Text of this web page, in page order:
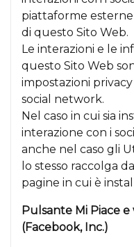
piattaforme
di questo Sito Web.
Le interazioni e le
questo Sito Web
impostazioni
social network.
Nel caso in cui sia
interazione con i
anche nel caso gli
lo stesso raccolga
pagine in cui è
Pulsante Mi Piace
(Facebook, Inc.)